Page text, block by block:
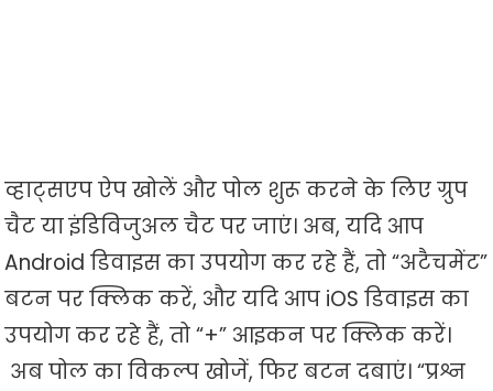
व्हाट्सएप ऐप खोलें और पोल शुरू करने के लिए ग्रुप
चैट या इंडिविजुअल चैट पर जाएं। अब, यदि आप
Android डिवाइस का उपयोग कर रहे हैं, तो “अटैचमेंट”
बटन पर क्लिक करें, और यदि आप iOS डिवाइस का
उपयोग कर रहे हैं, तो “+” आइकन पर क्लिक करें।
अब पोल का विकल्प खोजें, फिर बटन दबाएं। “प्रश्न